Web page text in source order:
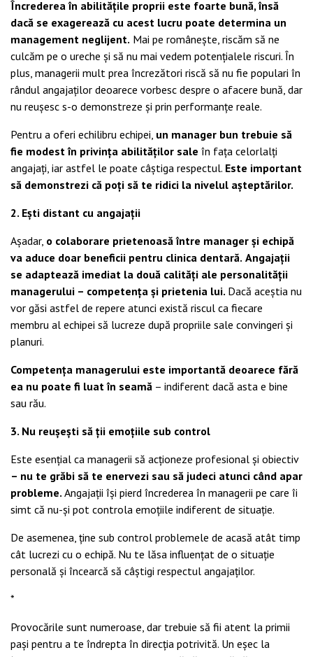
Încrederea în abilitățile proprii este foarte bună, însă
dacă se exagerează cu acest lucru poate determina un
management neglijent. Mai pe românește, riscăm să ne
culcăm pe o ureche și să nu mai vedem potențialele riscuri. În
plus, managerii mult prea încrezători riscă să nu fie populari în
rândul angajaților deoarece vorbesc despre o afacere bună, dar
nu reușesc s-o demonstreze și prin performanțe reale.
Pentru a oferi echilibru echipei, un manager bun trebuie să
fie modest în privința abilităților sale în fața celorlalți
angajați, iar astfel le poate câștiga respectul. Este important
să demonstrezi că poți să te ridici la nivelul așteptărilor.
2. Ești distant cu angajații
Așadar, o colaborare prietenoasă între manager și echipă
va aduce doar beneficii pentru clinica dentară. Angajații
se adaptează imediat la două calități ale personalității
managerului – competența și prietenia lui. Dacă aceștia nu
vor găsi astfel de repere atunci există riscul ca fiecare
membru al echipei să lucreze după propriile sale convingeri și
planuri.
Competența managerului este importantă deoarece fără
ea nu poate fi luat în seamă – indiferent dacă asta e bine
sau rău.
3. Nu reușești să ții emoțiile sub control
Este esențial ca managerii să acționeze profesional și obiectiv
– nu te grăbi să te enervezi sau să judeci atunci când apar
probleme. Angajații își pierd încrederea în managerii pe care îi
simt că nu-și pot controla emoțiile indiferent de situație.
De asemenea, ține sub control problemele de acasă atât timp
cât lucrezi cu o echipă. Nu te lăsa influențat de o situație
personală și încearcă să câștigi respectul angajaților.
*
Provocările sunt numeroase, dar trebuie să fii atent la primii
pași pentru a te îndrepta în direcția potrivită. Un eșec la